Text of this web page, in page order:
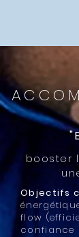
booster
Objectifs
flow
confiance